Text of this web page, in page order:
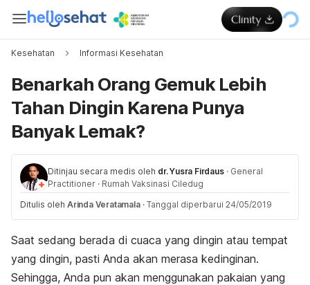
Kesehatan Informasi Kesehatan
Benarkah Orang Gemuk Lebih
Tahan Dingin Karena Punya
Banyak Lemak?
Ditinjau secara medis oleh dr. Yusra Firdaus · General
Practitioner · Rumah Vaksinasi Ciledug
Ditulis oleh Arinda Veratamala · Tanggal diperbarui 24/05/2019
Saat sedang berada di cuaca yang dingin atau tempat
yang dingin, pasti Anda akan merasa kedinginan.
Sehingga, Anda pun akan menggunakan pakaian yang